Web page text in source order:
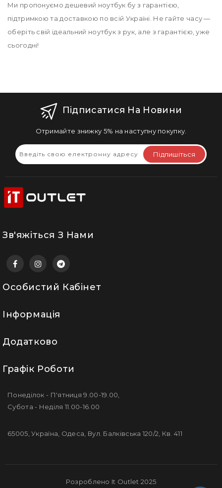
Ми пропонуємо дешевий ноутбук бу з гарантією,
підтримкою та доставкою по всій Україні. Не гайте часу —
оберіть свій ідеальний ноутбук з рук, але з гарантією, уже
сьогодні!
Підписатися На Новини
Отримайте знижку 5% на наступну покупку.
Підпишіться
Зв'яжіться З Нами
Особистий Кабінет
Інформація
Додатково
Графік Роботи
Понеділок - П'ятниця 9.00-19.00,
Субота - Неділя 11.00-16.00
65005, Україна, Одеса, Вул. Балківська 120/2, Кв. 411
Розроблено It Outlet 2025